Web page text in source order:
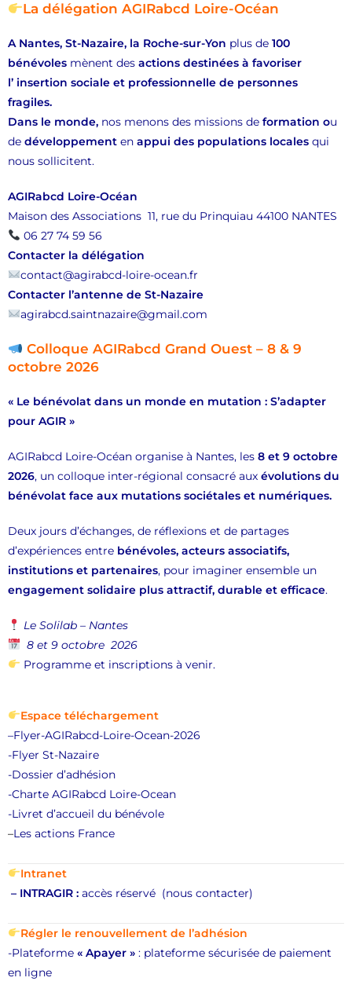
La délégation AGIRabcd Loire-Océan
A Nantes, St-Nazaire, la Roche-sur-Yon plus de 100
bénévoles mènent des actions destinées à favoriser
l’ insertion sociale et professionnelle de personnes
fragiles.
Dans le monde, nos menons des missions de formation ou
de développement en appui des populations locales qui
nous sollicitent.
AGIRabcd Loire-Océan
Maison des Associations 11, rue du Prinquiau 44100 NANTES
06 27 74 59 56
Contacter la délégation
contact@agirabcd-loire-ocean.fr
Contacter l’antenne de St-Nazaire
agirabcd.saintnazaire@gmail.com
Colloque AGIRabcd Grand Ouest – 8 & 9
octobre 2026
« Le bénévolat dans un monde en mutation : S’adapter
pour AGIR »
AGIRabcd Loire-Océan organise à Nantes, les 8 et 9 octobre
2026, un colloque inter-régional consacré aux évolutions du
bénévolat face aux mutations sociétales et numériques.
Deux jours d’échanges, de réflexions et de partages
d’expériences entre bénévoles, acteurs associatifs,
institutions et partenaires, pour imaginer ensemble un
engagement solidaire plus attractif, durable et efficace.
Le Solilab – Nantes
8 et 9 octobre 2026
Programme et inscriptions à venir.
Espace téléchargement
–Flyer-AGIRabcd-Loire-Ocean-2026
-Flyer St-Nazaire
-Dossier d’adhésion
-Charte AGIRabcd Loire-Ocean
-Livret d’accueil du bénévole
–Les actions France
Intranet
– INTRAGIR : accès réservé (nous contacter)
Régler le renouvellement de l’adhésion
-Plateforme « Apayer » : plateforme sécurisée de paiement
en ligne